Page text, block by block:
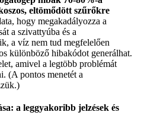
eltömődött szűrőkre
hogy megakadályozza a
a szivattyúba és a
a víz nem tud megfelelően
különböző hibakódot generálhat.
amivel a legtöbb problémát
(A pontos menetét a
a leggyakoribb jelzések és